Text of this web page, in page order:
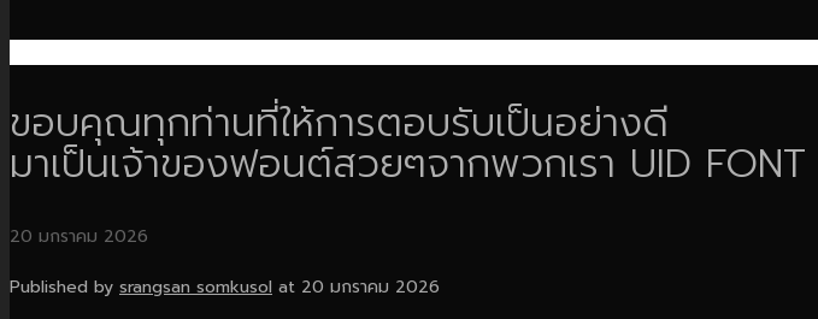
ขอบคุณทุกท่านที่ให้การตอบรับเป็นอย่างดี
มาเป็นเจ้าของฟอนต์สวยๆจากพวกเรา UID
20 มกราคม 2026
Published by srangsan somkusol at 20 มกราคม 2026